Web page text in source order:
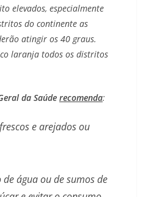
elevados, especialmente
do continente as
atingir os 40 graus.
laranja todos os distritos
da Saúde recomenda:
e arejados ou
água ou de sumos de